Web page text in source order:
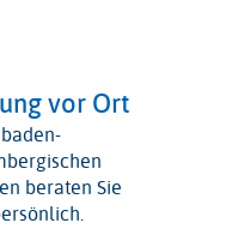
vor Ort
beraten Sie